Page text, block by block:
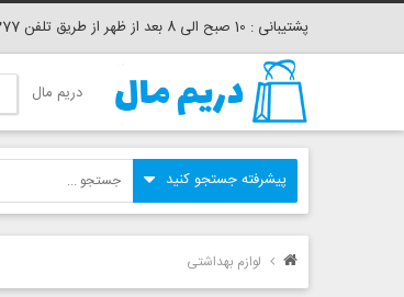
پشتیبانی : 10 صبح الی 8 بعد از ظهر از طریق تلفن 09039576277
دریم مال
لوازم بهداشتی